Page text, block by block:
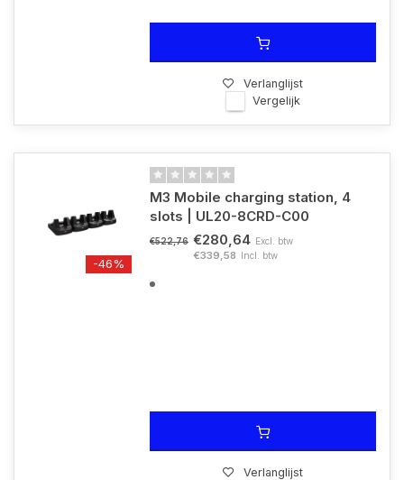
Verlanglijst
Vergelijk
-46%
M3 Mobile charging station, 4
slots | UL20-8CRD-C00
€522,76 €280,64 Excl. btw
€339,58 Incl. btw
Verlanglijst